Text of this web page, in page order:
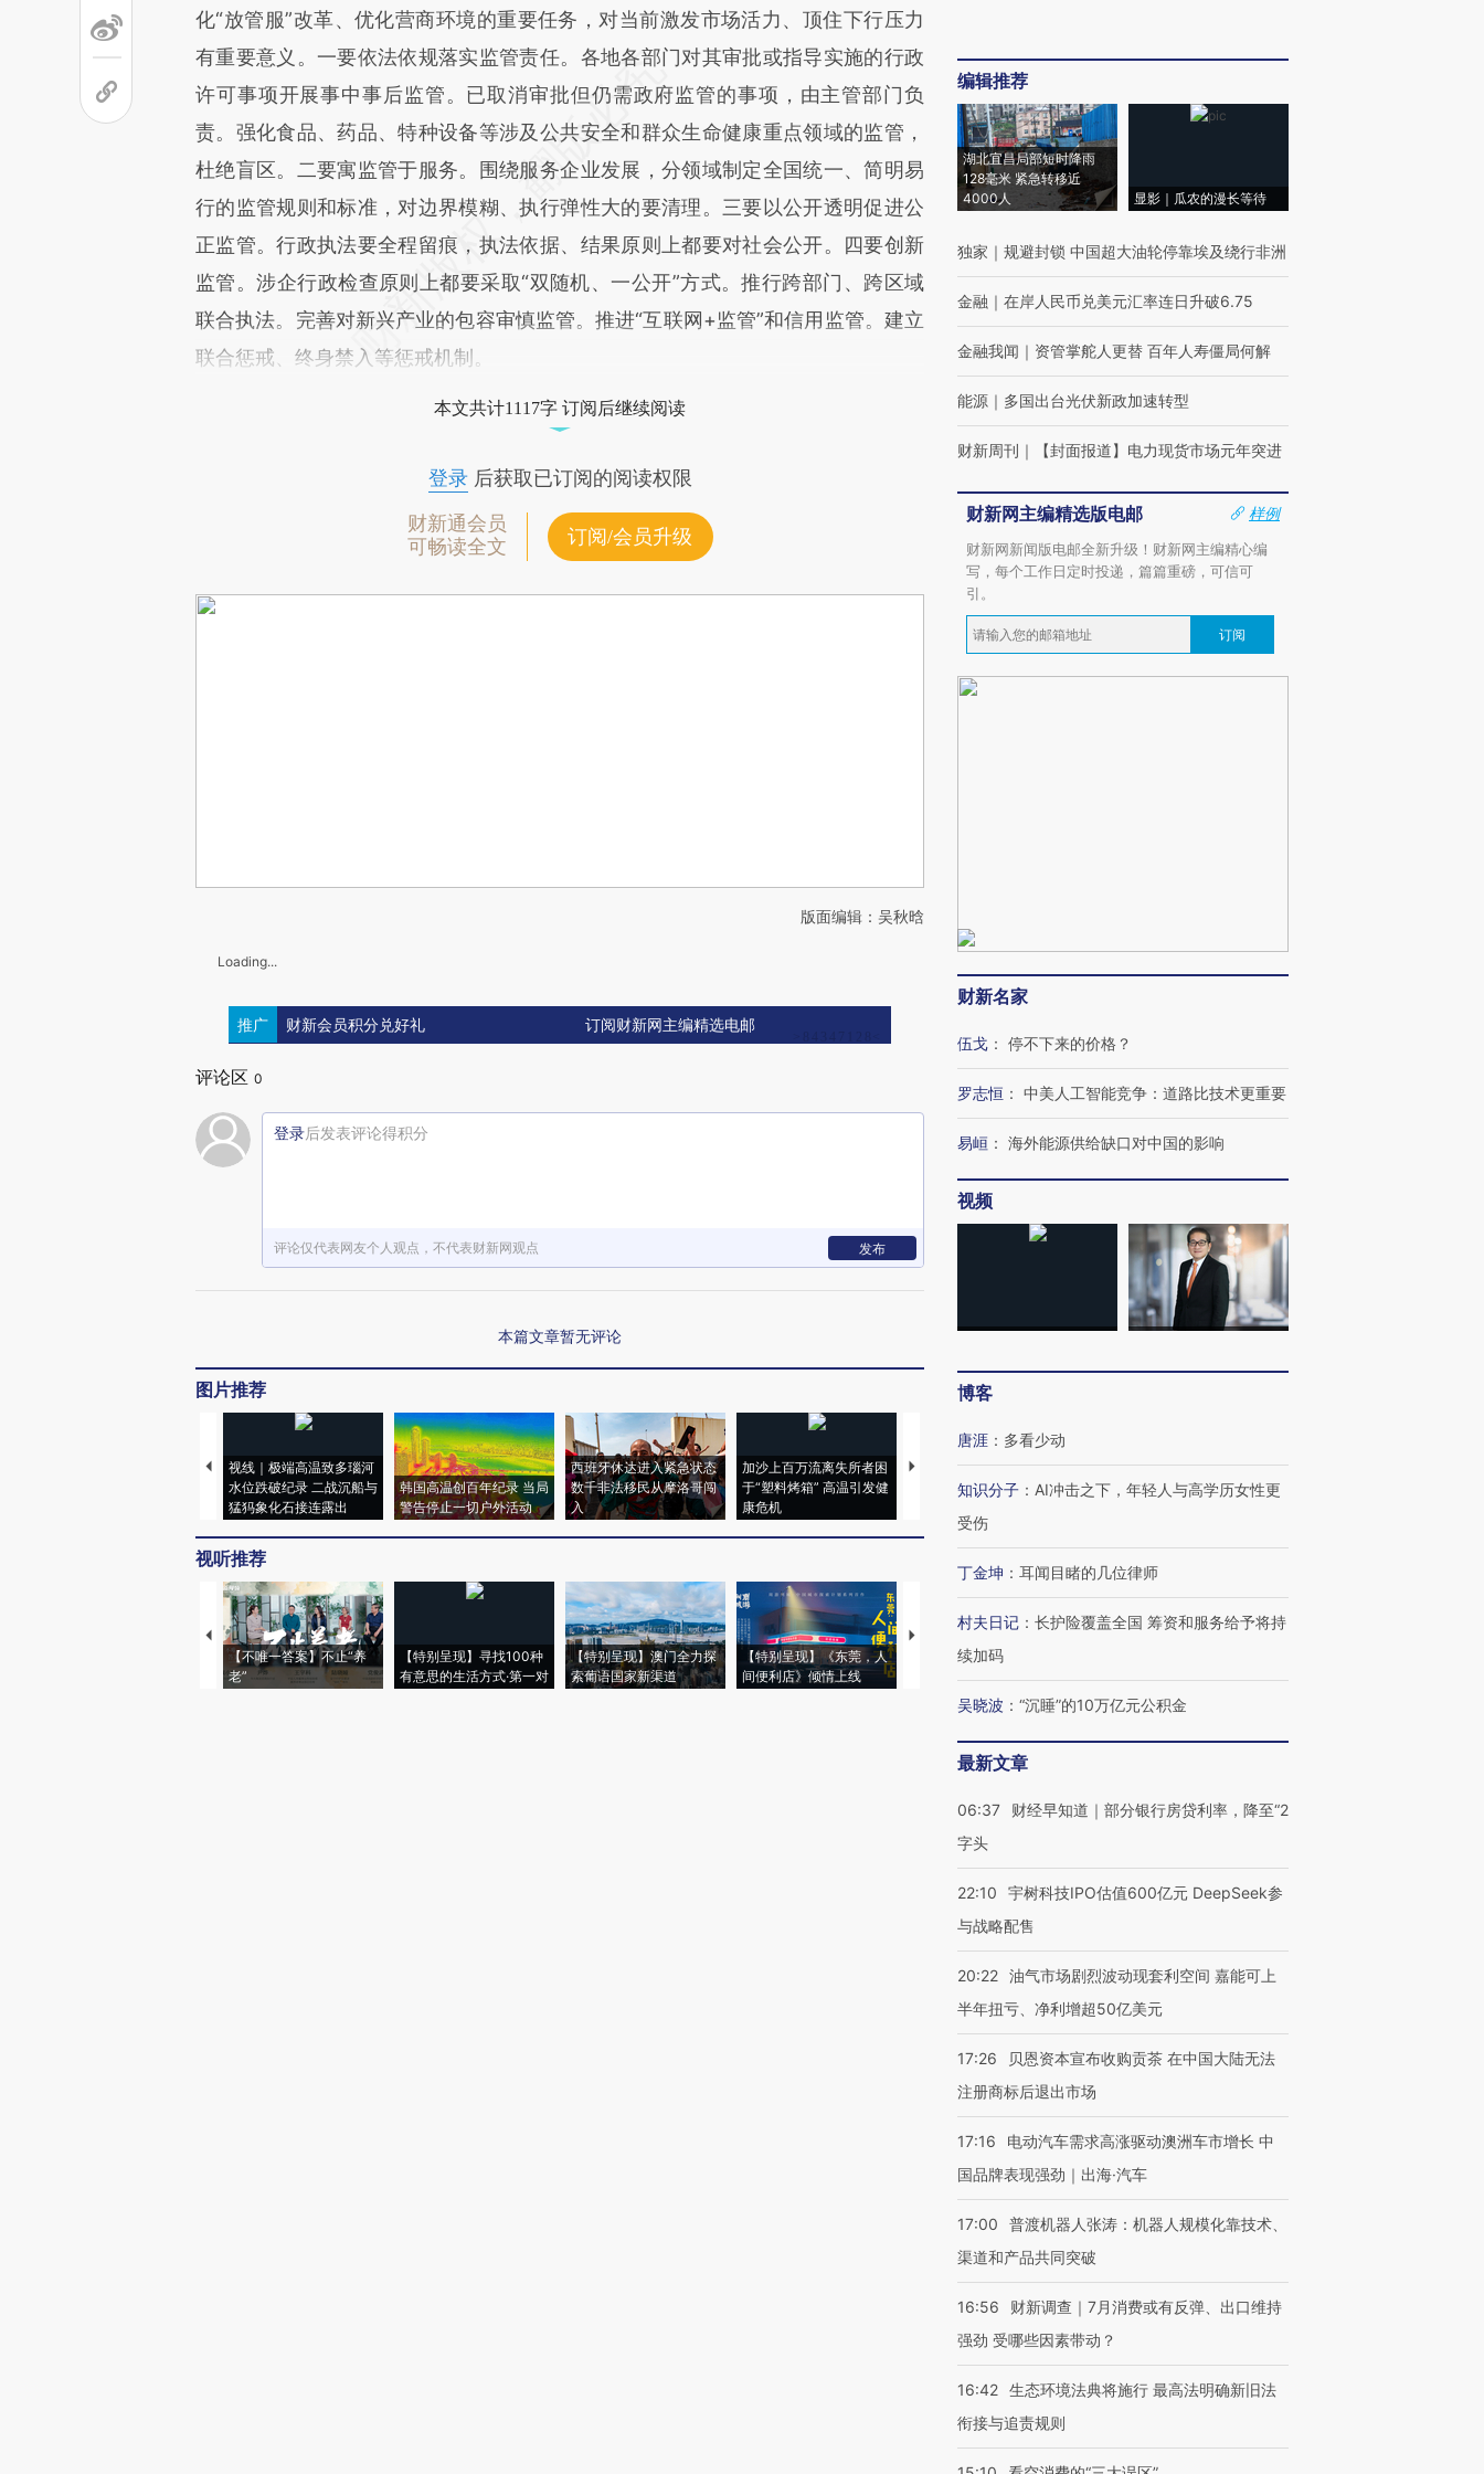
化“放管服”改革、优化营商环境的重要任务，对当前激发市场活力、顶住下行压力
有重要意义。一要依法依规落实监管责任。各地各部门对其审批或指导实施的行政
许可事项开展事中事后监管。已取消审批但仍需政府监管的事项，由主管部门负
责。强化食品、药品、特种设备等涉及公共安全和群众生命健康重点领域的监管，
杜绝盲区。二要寓监管于服务。围绕服务企业发展，分领域制定全国统一、简明易
行的监管规则和标准，对边界模糊、执行弹性大的要清理。三要以公开透明促进公
正监管。行政执法要全程留痕，执法依据、结果原则上都要对社会公开。四要创新
监管。涉企行政检查原则上都要采取“双随机、一公开”方式。推行跨部门、跨区域
联合执法。完善对新兴产业的包容审慎监管。推进“互联网+监管”和信用监管。建立
联合惩戒、终身禁入等惩戒机制。
本文共计1117字 订阅后继续阅读
登录后获取已订阅的阅读权限
财新通会员
可畅读全文
订阅/会员升级
版面编辑：吴秋晗
Loading...
推广 财新会员积分兑好礼 订阅财新网主编精选电邮
评论区 0
登录后发表评论得积分
评论仅代表网友个人观点，不代表财新网观点 发布
本篇文章暂无评论
图片推荐
视线｜极端高温致多瑙河
水位跌破纪录 二战沉船与
猛犸象化石接连露出
韩国高温创百年纪录 当局
警告停止一切户外活动
西班牙休达进入紧急状态
数千非法移民从摩洛哥闯
入
加沙上百万流离失所者困
于“塑料烤箱” 高温引发健
康危机
视线｜HYROX的吸金
术：是什么让中产们甘
马航飞行员跨国走私7万
粒摇头丸 尿检体内含3种
视线｜被称为“蟑螂”的印
度Z世代 用街头抗争将教
视听推荐
【不唯一答案】不止“养
老”
【特别呈现】寻找100种
有意思的生活方式·第一对
【特别呈现】澳门全力探
索葡语国家新渠道
【特别呈现】《东莞，人
间便利店》倾情上线
【推广】走进第四届链博
会，让数智科技“链”接产
有意思的生活方式·第三对
住三大增长引擎是什么？
编辑推荐
湖北宜昌局部短时降雨
128毫米 紧急转移近
4000人
显影｜瓜农的漫长等待
独家 ｜ 规避封锁 中国超大油轮停靠埃及绕行非洲
金融 ｜ 在岸人民币兑美元汇率连日升破6.75
金融我闻 ｜ 资管掌舵人更替 百年人寿僵局何解
能源 ｜ 多国出台光伏新政加速转型
财新周刊 ｜ 【封面报道】电力现货市场元年突进
财新网主编精选版电邮
样例
财新网新闻版电邮全新升级！财新网主编精心编
写，每个工作日定时投递，篇篇重磅，可信可
引。
订阅
财新名家
伍戈 ： 停不下来的价格？
罗志恒 ： 中美人工智能竞争：道路比技术更重要
易峘 ： 海外能源供给缺口对中国的影响
视频
博客
唐涯 ： 多看少动
知识分子 ： AI冲击之下，年轻人与高学历女性更
受伤
丁金坤 ： 耳闻目睹的几位律师
村夫日记 ： 长护险覆盖全国 筹资和服务给予将持
续加码
吴晓波 ： “沉睡”的10万亿元公积金
最新文章
06:37
财经早知道｜部分银行房贷利率，降至“2
字头
22:10
宇树科技IPO估值600亿元 DeepSeek参
与战略配售
20:22 油气市场剧烈波动现套利空间 嘉能可上
半年扭亏、净利增超50亿美元
17:26
贝恩资本宣布收购贡茶 在中国大陆无法
注册商标后退出市场
17:16
电动汽车需求高涨驱动澳洲车市增长 中
国品牌表现强劲｜出海·汽车
17:00
普渡机器人张涛：机器人规模化靠技术、
渠道和产品共同突破
16:56
财新调查｜7月消费或有反弹、出口维持
强劲 受哪些因素带动？
16:42 生态环境法典将施行 最高法明确新旧法
衔接与追责规则